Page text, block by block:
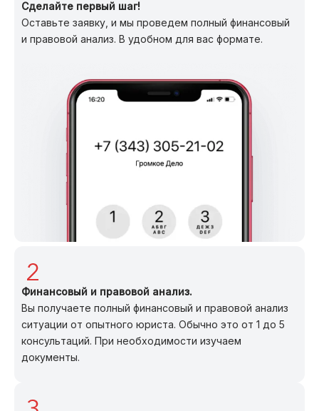
Сделайте первый шаг!
Оставьте заявку, и мы проведем полный финансовый
и правовой анализ. В удобном для вас формате.
Финансовый и правовой анализ.
Вы получаете полный финансовый и правовой анализ
ситуации от опытного юриста. Обычно это от 1 до 5
консультаций. При необходимости изучаем
документы.